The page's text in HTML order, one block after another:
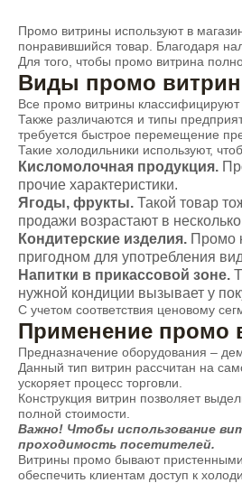
Промо витрины используют в
понравившийся товар. Благодаря
Для того, чтобы промо витрина
Виды промо витрин
Все промо витрины
Также различаются и типы
требуется быстрое перемещение
Такие холодильники используют,
Кисломолочная продукция.
прочие характеристики.
Ягоды, фрукты. Такой товар
продажи возрастают в
Кондитерские изделия. Промо
пригодном для употребления
Напитки в прикассовой зоне.
нужной кондиции вызывает у
С учетом соответствия ценовому
Применение промо
Предназначение оборудования –
Данный тип витрин рассчитан на
ускоряет процесс торговли.
Конструкция витрин позволяет
полной стоимости.
Важно! Чтобы использование
проходимость посетителей.
Витрины промо бывают пристенными
обеспечить клиентам доступ к